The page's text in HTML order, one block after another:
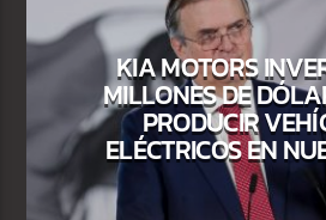
KIA MOTORS
MILLONES DE
PRODUCIR
ELÉCTRICOS EN